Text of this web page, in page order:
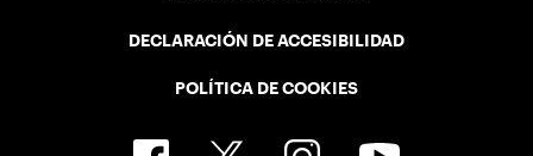
DECLARACIÓN DE ACCESIBILIDAD
POLÍTICA DE COOKIES